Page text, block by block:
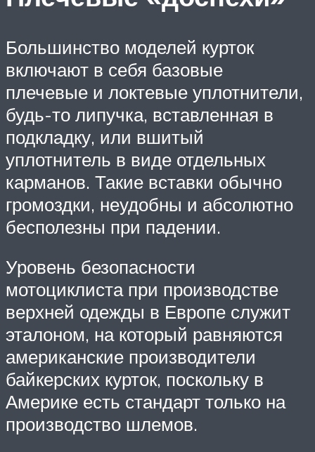
Большинство моделей курток
включают в себя базовые
плечевые и локтевые уплотнители,
будь-то липучка, вставленная в
подкладку, или вшитый
уплотнитель в виде отдельных
карманов. Такие вставки обычно
громоздки, неудобны и абсолютно
бесполезны при падении.
Уровень безопасности
мотоциклиста при производстве
верхней одежды в Европе служит
эталоном, на который равняются
американские производители
байкерских курток, поскольку в
Америке есть стандарт только на
производство шлемов.